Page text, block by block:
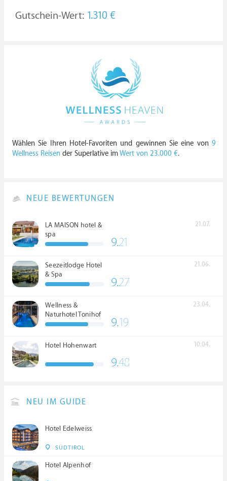
Gutschein-Wert: 1.310 €
Wählen Sie Ihren Hotel-Favoriten und gewinnen Sie eine von 9
Wellness Reisen der Superlative imWert von 23.000 €.
NEUE BEWERTUNGEN
LA MAISON hotel &
spa
21.07.
9.21
Seezeitlodge Hotel
& Spa
21.06.
9.27
Wellness &
Naturhotel Tonihof
****S
23.04.
9.19
Hotel Hohenwart 10.04.
9.48
NEU IM GUIDE
Hotel Edelweiss
SÜDTIROL
Hotel Alpenhof